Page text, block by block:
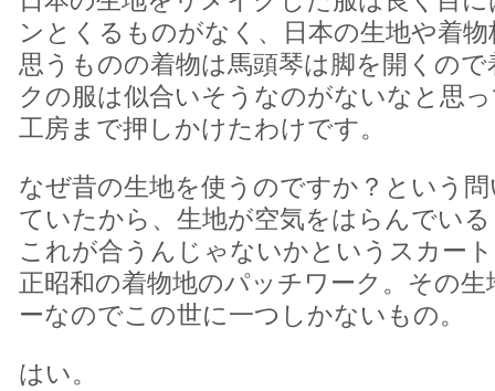
ンとくるものがなく、日本の生地や着
思うものの着物は馬頭琴は脚を開くの
クの服は似合いそうなのがないなと思
工房まで押しかけたわけです。
なぜ昔の生地を使うのですか？という
ていたから、生地が空気をはらんでい
これが合うんじゃないかというスカー
正昭和の着物地のパッチワーク。その
ーなのでこの世に一つしかないもの。
はい。